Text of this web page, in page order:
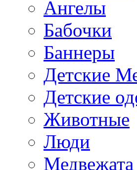
Ангелы
Бабочки
Баннеры
Детские
Детские
Животные
Люди
Медвежата